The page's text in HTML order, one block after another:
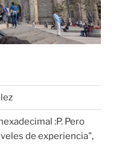
:P. Pero
de experiencia",